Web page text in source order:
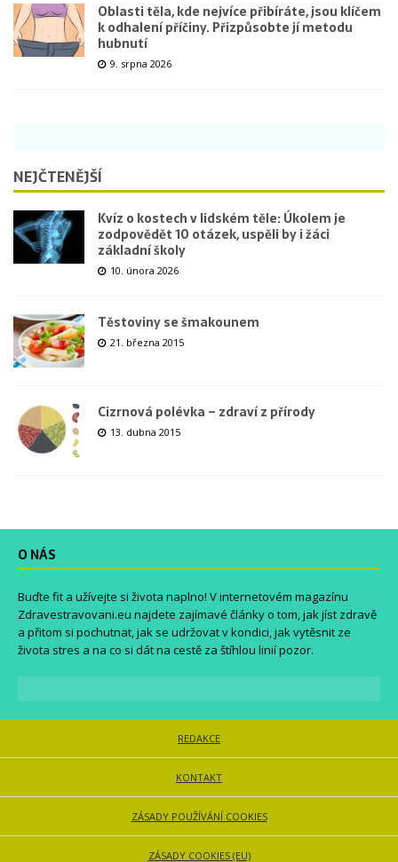
Oblasti těla, kde nejvíce přibíráte, jsou klíčem
k odhalení příčiny. Přizpůsobte jí metodu
hubnutí
9. srpna 2026
NEJČTENĚJŠÍ
Kvíz o kostech v lidském těle: Úkolem je
zodpovědět 10 otázek, uspěli by i žáci
základní školy
10. února 2026
Těstoviny se šmakounem
21. března 2015
Cizrnová polévka – zdraví z přírody
13. dubna 2015
O NÁS
Buďte fit a užívejte si života naplno! V internetovém magazínu
Zdravestravovani.eu najdete zajímavé články o tom, jak jíst zdravě
a přitom si pochutnat, jak se udržovat v kondici, jak vytěsnit ze
života stres a na co si dát na cestě za štíhlou linií pozor.
REDAKCE
KONTAKT
ZÁSADY POUŽÍVÁNÍ COOKIES
ZÁSADY COOKIES (EU)